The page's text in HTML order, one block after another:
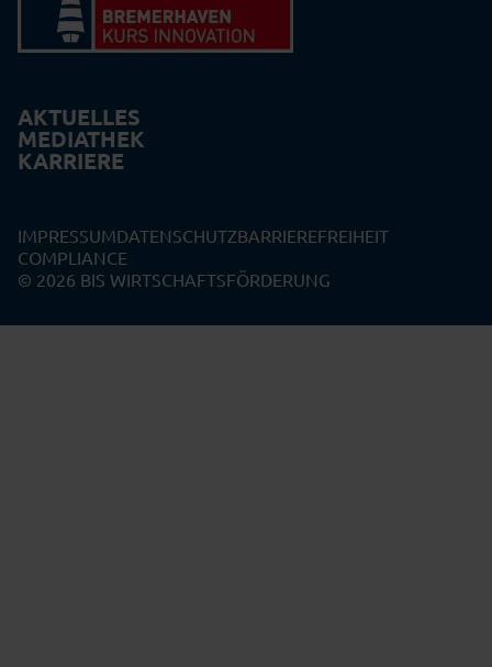
AKTUELLES
MEDIATHEK
KARRIERE
IMPRESSUMDATENSCHUTZBARRIEREFREIHEIT
COMPLIANCE
© 2026 BIS WIRTSCHAFTSFÖRDERUNG